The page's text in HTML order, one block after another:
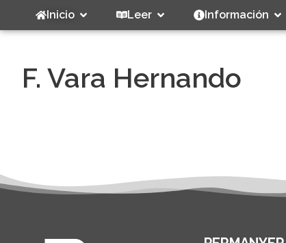
Inicio Leer Información
F. Vara Hernando